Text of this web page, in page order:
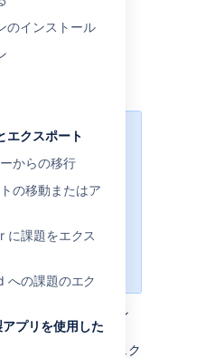
のインストール
エクスポート
からの移行
の移動またはア
に課題をエクス
への課題のエク
プリを使用した
ジェク
る
Jira Server と Data
インスタンス間で
のです。また、サー
リである Project
Jira
に移行する場合
から Cloud への
の 2 つのインスタン
インスタンスには、
、これらのプロジェク